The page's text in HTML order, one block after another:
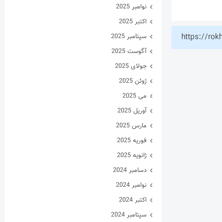
https://
نوامبر 2025
اکتبر 2025
سپتامبر 2025
آگوست 2025
جولای 2025
ژوئن 2025
می 2025
آوریل 2025
مارس 2025
فوریه 2025
ژانویه 2025
دسامبر 2024
نوامبر 2024
اکتبر 2024
سپتامبر 2024